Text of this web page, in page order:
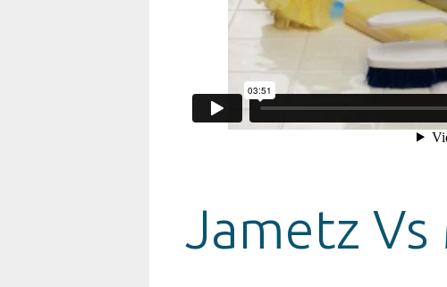
Jametz Vs